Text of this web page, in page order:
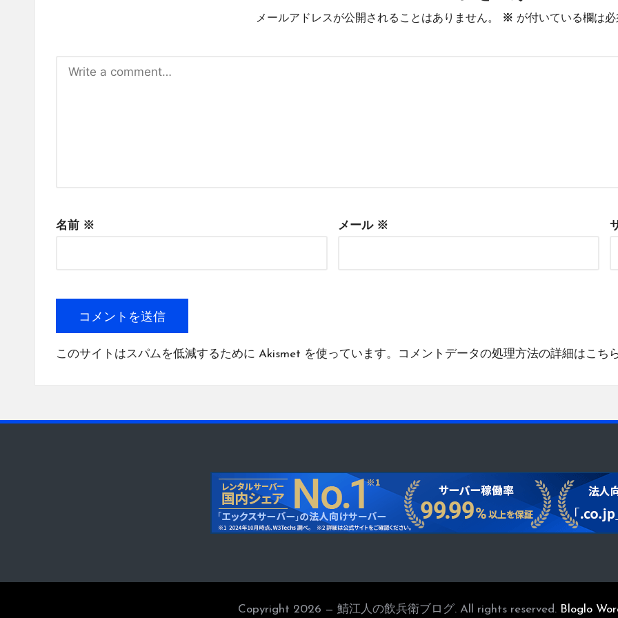
メールアドレスが公開されることはありません。 ※ が付いている欄は
名前 ※ メール ※
このサイトはスパムを低減するために Akismet を使っています。 コメントデータの処理方法の詳細はこち
Copyright 2026 — 鯖江人の飲兵衛ブログ. All rights reserved. Bloglo